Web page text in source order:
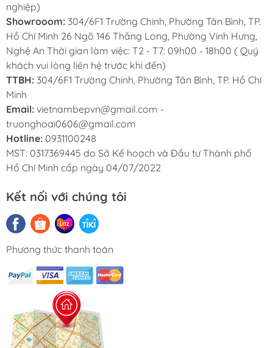
nghiệp)
Showrooom: 304/6F1 Trường Chinh, Phường Tân Bình, TP.
Hồ Chí Minh 26 Ngõ 146 Thăng Long, Phường Vinh Hưng,
Nghệ An Thời gian làm việc: T2 - T7: 09h00 - 18h00 ( Quý
khách vui lòng liên hệ trước khi đến)
TTBH: 304/6F1 Trường Chinh, Phường Tân Bình, TP. Hồ Chí
Minh
Email: vietnambepvn@gmail.com -
truonghoai0606@gmail.com
Hotline: 0931100248
MST: 0317369445 do Sở Kế hoạch và Đầu tư Thành phố
Hồ Chí Minh cấp ngày 04/07/2022
Kết nối với chúng tôi
Phương thức thanh toán